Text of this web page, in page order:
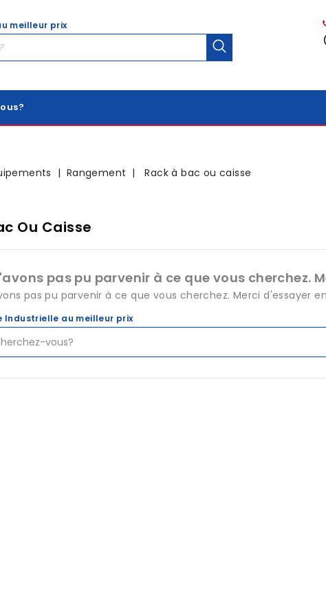
meilleur prix
Rangement Rack à bac ou caisse
Ou Caisse
pas pu parvenir à ce que vous cherchez.
pas pu parvenir à ce que vous cherchez. Merci d'essayer
Industrielle au meilleur prix